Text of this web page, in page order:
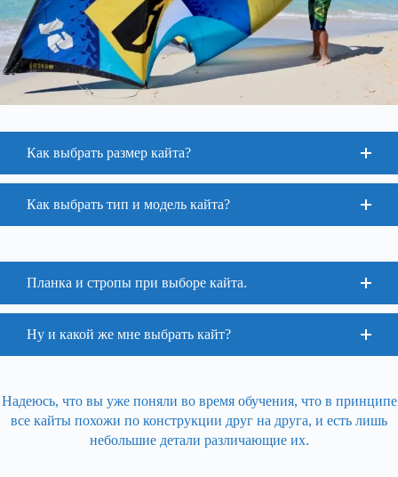
Как выбрать размер кайта?
Как выбрать тип и модель кайта?
Планка и стропы при выборе кайта.
Ну и какой же мне выбрать кайт?
Надеюсь, что вы уже поняли во время обучения, что в принципе
все кайты похожи по конструкции друг на друга, и есть лишь
небольшие детали различающие их.